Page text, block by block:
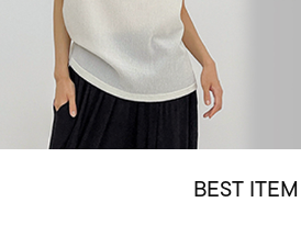
BEST ITEM